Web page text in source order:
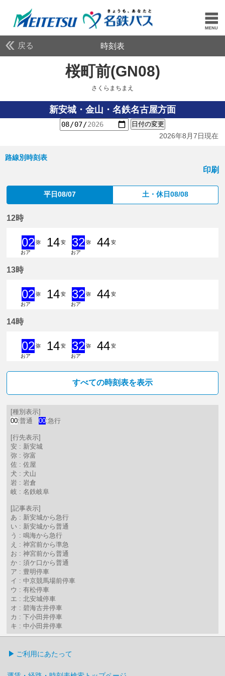
戻る 時刻表
桜町前(GN08)
さくらまちまえ
新安城・金山・名鉄名古屋方面
日付の変更
2026年8月7日現在
路線別時刻表
印刷
平日08/07 土・休日08/08
12時
02
2分はつ 急行弥富いき
弥
おア
14安
32弥
おア
44安
13時
02
2分はつ 急行弥富いき
弥
おア
14安
32弥
おア
44安
14時
02
2分はつ 急行弥富いき
弥
おア
14安
32弥
おア
44安
すべての時刻表を表示
[種別表示]
00:普通 00:急行
[行先表示]
安 : 新安城
弥 : 弥富
佐 : 佐屋
犬 : 犬山
岩 : 岩倉
岐 : 名鉄岐阜
[記事表示]
あ : 新安城から急行
い : 新安城から普通
う : 鳴海から急行
え : 神宮前から準急
お : 神宮前から普通
か : 須ケ口から普通
ア : 豊明停車
イ : 中京競馬場前停車
ウ : 有松停車
エ : 北安城停車
オ : 碧海古井停車
カ : 下小田井停車
キ : 中小田井停車
ご利用にあたって